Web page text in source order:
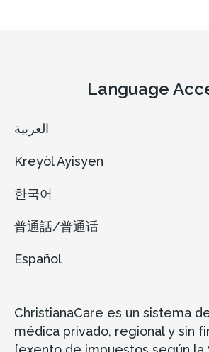
Language
Kreyòl Ayisyen
한국어
普通話/普通话
Español
ChristianaCare es un sistema
médica privado, regional y sin